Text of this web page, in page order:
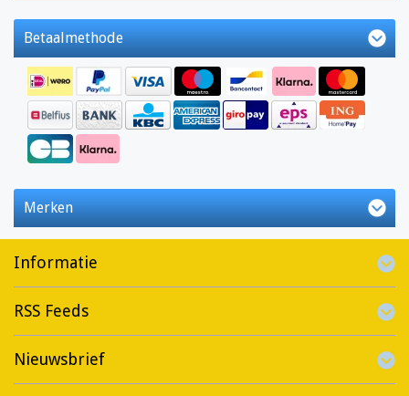
Betaalmethode
Merken
Informatie
RSS Feeds
Nieuwsbrief